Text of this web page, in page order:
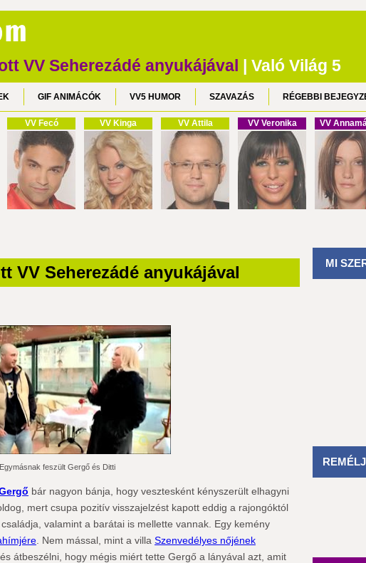
VV Seherezádé anyukájával | Való Világ 5
GIF ANIMÁCÓK VV5 HUMOR SZAVAZÁS RÉGEBBI
VV Fecó VV Kinga VV Attila VV Veronika VV
VV Seherezádé anyukájával
Egymásnak feszült Gergő és Ditti
bár nagyon bánja, hogy vesztesként kényszerült elhagyni
mert csupa pozitív visszajelzést kapott eddig a rajongóktól
valamint a barátai is mellette vannak. Egy kemény
. Nem mással, mint a villa Szenvedélyes nőjének
átbeszélni, hogy mégis miért tette Gergő a lányával azt, amit
MI